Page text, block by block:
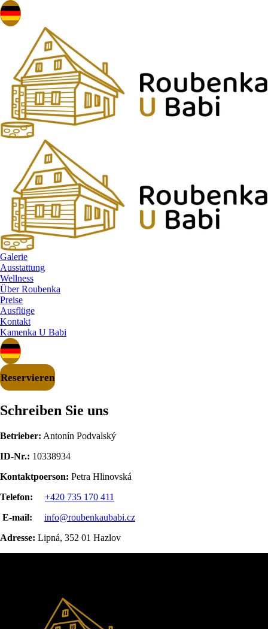
Galerie
Ausstattung
Wellness
Über Roubenka
Preise
Ausflüge
Kontakt
Kamenka U Babi
Reservieren
Schreiben Sie uns
Betrieber: Antonín Podvalský
ID-Nr.: 10338934
Kontaktpoerson: Petra Hlinovská
Telefon:
+420 735 170 411
E-mail:
info@roubenkaubabi.cz
Adresse: Lipná, 352 01 Hazlov